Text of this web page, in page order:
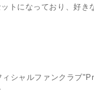
トになっており、好
ャルファンクラブ